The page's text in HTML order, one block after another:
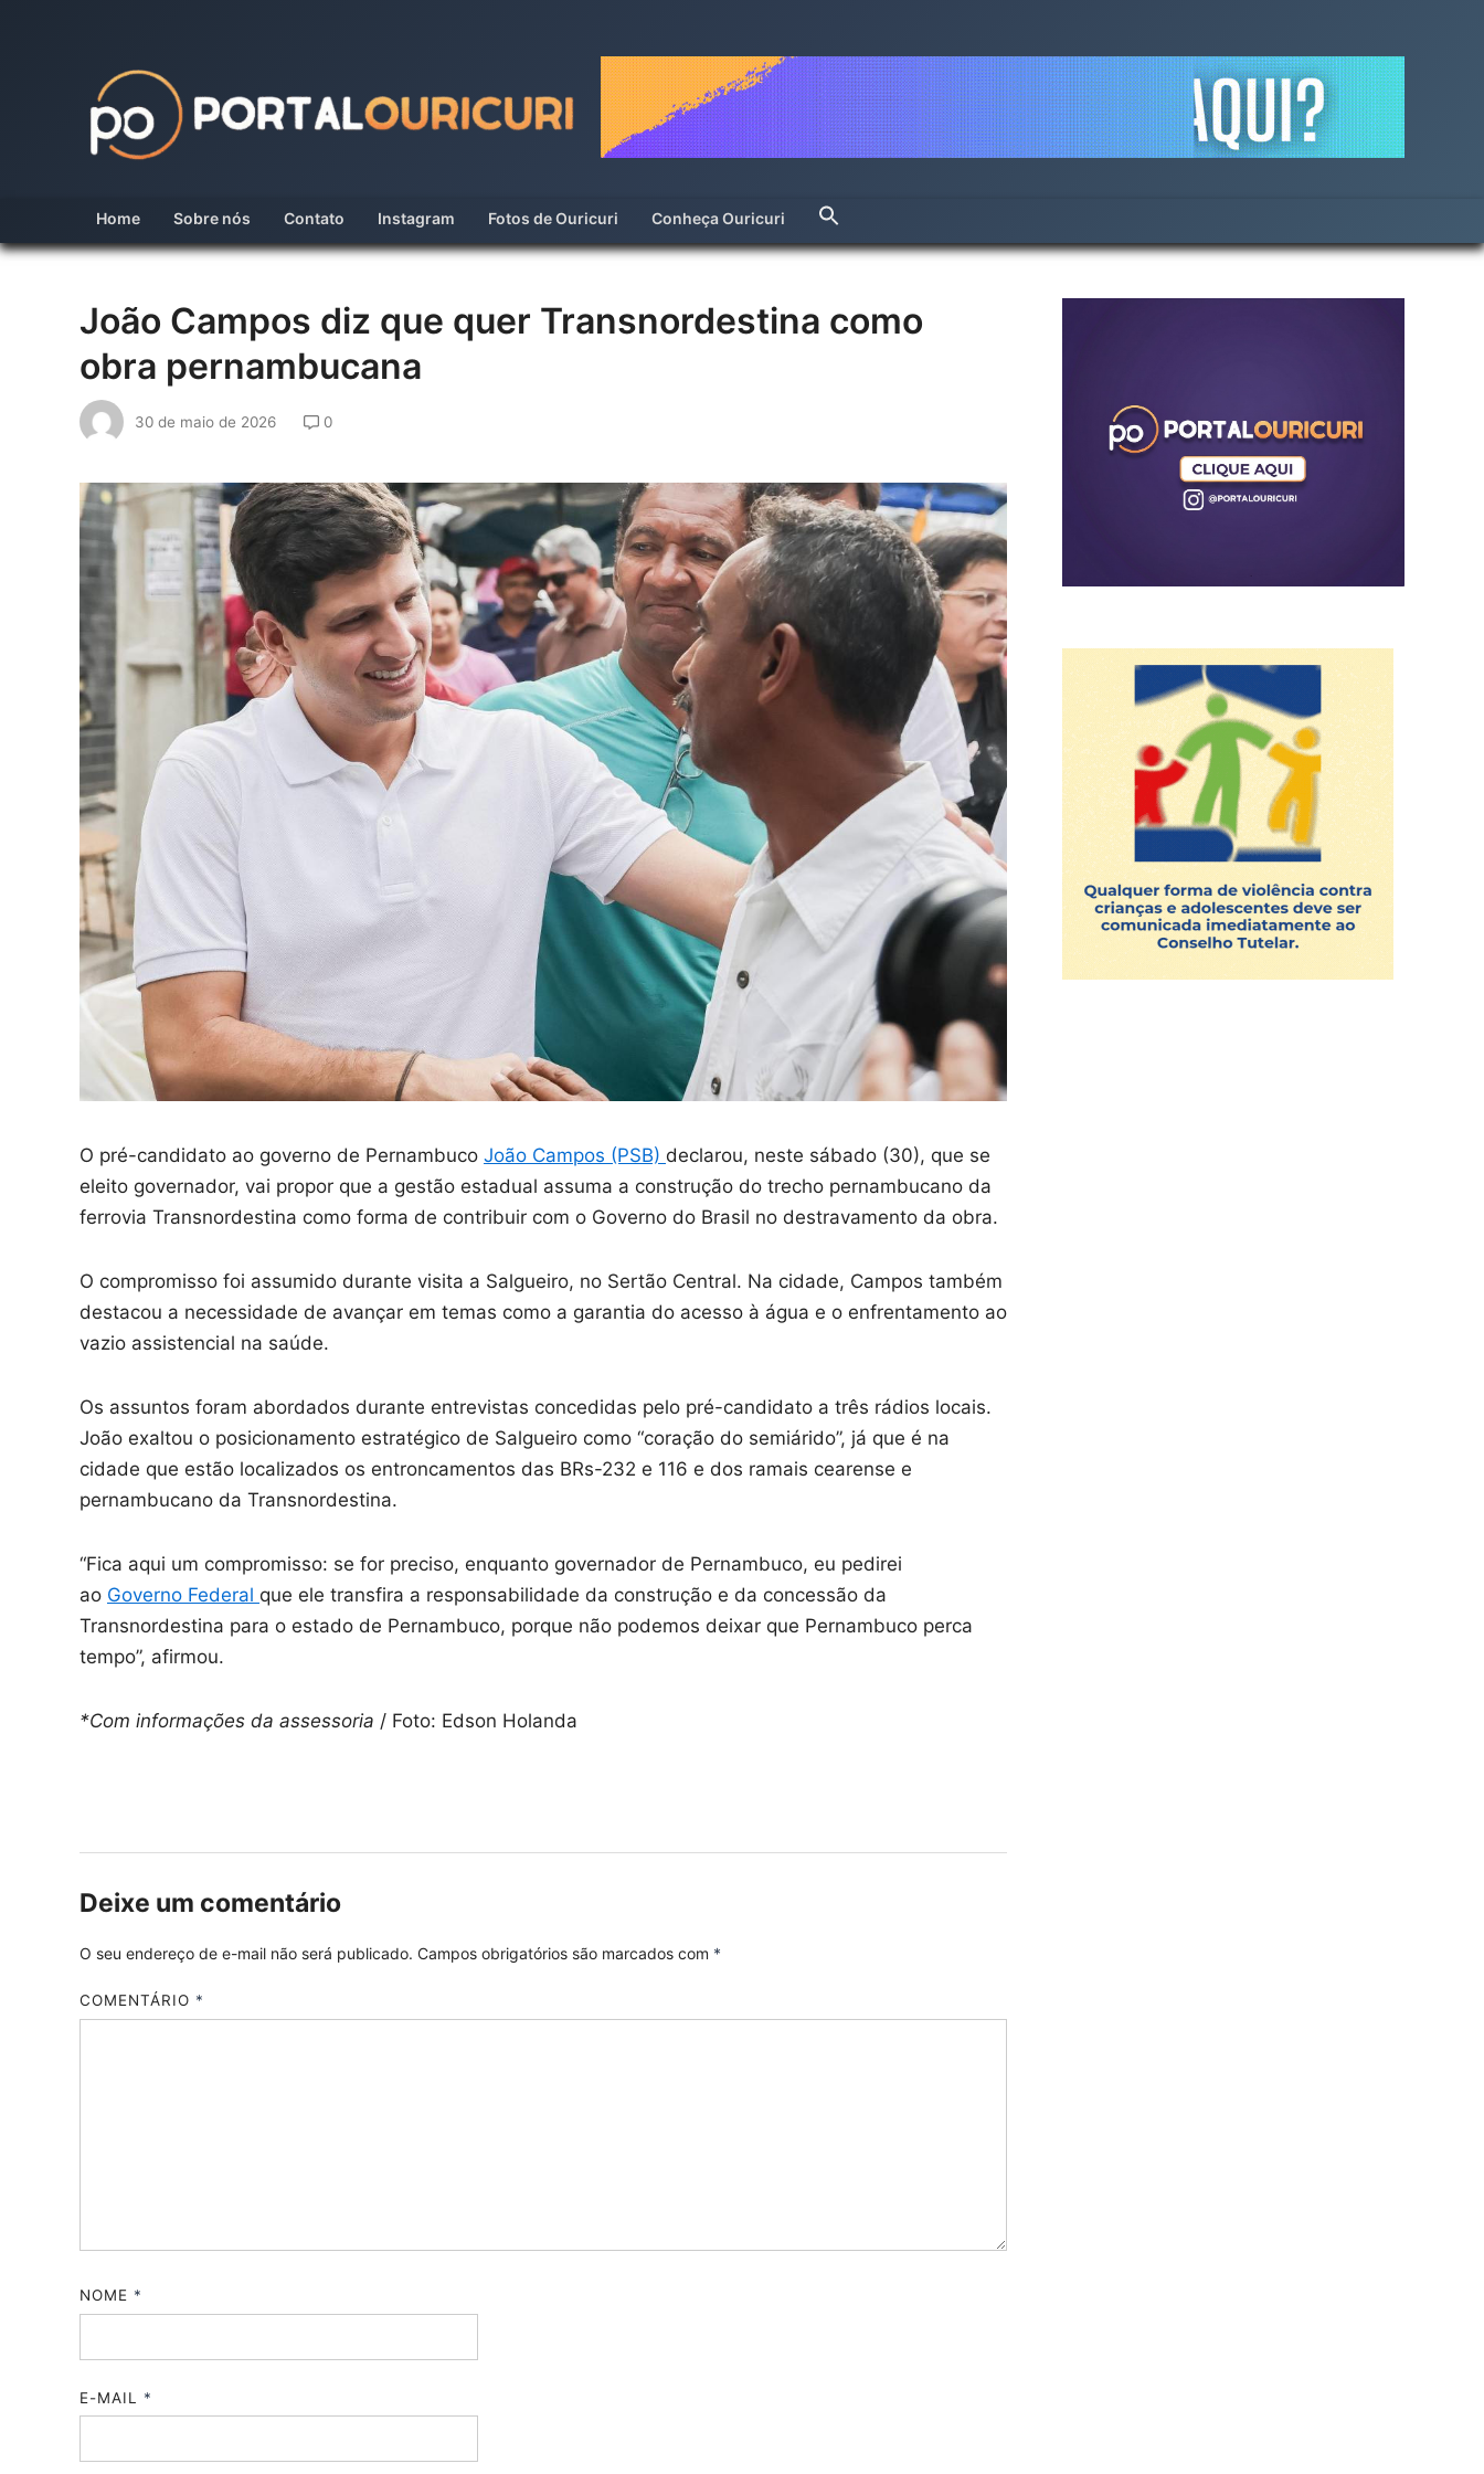
Home Sobre nós Contato Instagram Fotos de Ouricuri Conheça Ouricuri
João Campos diz que quer Transnordestina como
obra pernambucana
30 de maio de 2026 0
O pré-candidato ao governo de Pernambuco João Campos (PSB) declarou, neste sábado (30), que se
eleito governador, vai propor que a gestão estadual assuma a construção do trecho pernambucano da
ferrovia Transnordestina como forma de contribuir com o Governo do Brasil no destravamento da obra.
O compromisso foi assumido durante visita a Salgueiro, no Sertão Central. Na cidade, Campos também
destacou a necessidade de avançar em temas como a garantia do acesso à água e o enfrentamento ao
vazio assistencial na saúde.
Os assuntos foram abordados durante entrevistas concedidas pelo pré-candidato a três rádios locais.
João exaltou o posicionamento estratégico de Salgueiro como “coração do semiárido”, já que é na
cidade que estão localizados os entroncamentos das BRs-232 e 116 e dos ramais cearense e
pernambucano da Transnordestina.
“Fica aqui um compromisso: se for preciso, enquanto governador de Pernambuco, eu pedirei
ao Governo Federal que ele transfira a responsabilidade da construção e da concessão da
Transnordestina para o estado de Pernambuco, porque não podemos deixar que Pernambuco perca
tempo”, afirmou.
*Com informações da assessoria / Foto: Edson Holanda
Deixe um comentário
O seu endereço de e-mail não será publicado. Campos obrigatórios são marcados com *
COMENTÁRIO *
NOME *
E-MAIL *